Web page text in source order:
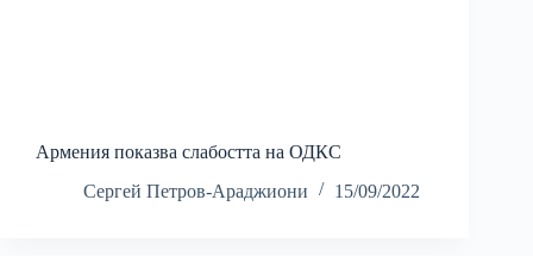
Армения показва слабостта на ОДКС
Сергей Петров-Араджиони
15/09/2022